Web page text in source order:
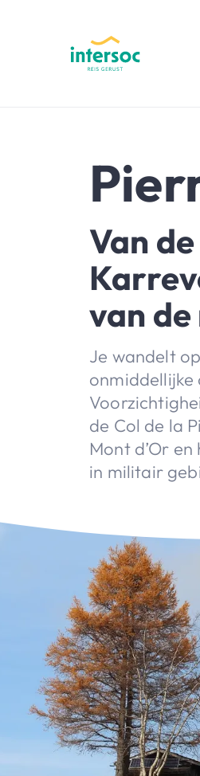
Van
van
Je wandelt
onmiddellijke
de Col de la
Mont d’Or
in militair